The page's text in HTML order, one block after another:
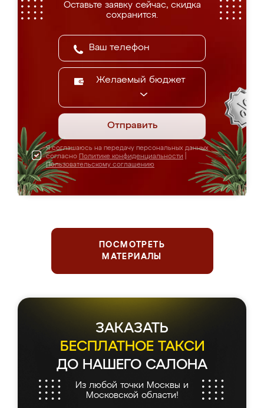
Оставьте заявку сейчас, скидка
сохранится.
Желаемый бюджет
Отправить
Я соглашаюсь на передачу персональных данных
согласно Политике конфиденциальности
Пользовательскому соглашению
ПОСМОТРЕТЬ
МАТЕРИАЛЫ
ЗАКАЗАТЬ
БЕСПЛАТНОЕ ТАКСИ
ДО НАШЕГО САЛОНА
Из любой точки Москвы и
Московской области!